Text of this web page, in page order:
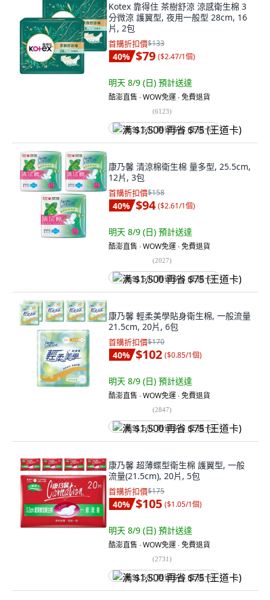
Kotex 靠得住 茶樹舒涼 涼感衛生棉 3
分微涼 護翼型, 夜用一般型 28cm, 16
片, 2包
首購折扣價$133
40% $79 ($2.47/1個)
明天 8/9 (日) 預計送達
酷澎直售 ∙ WOW免運 ∙ 免費退貨
(6123)
满 $1,500 再省 $75 (王道卡)
康乃馨 清涼棉衛生棉 量多型, 25.5cm,
12片, 3包
首購折扣價$158
40% $94 ($2.61/1個)
明天 8/9 (日) 預計送達
酷澎直售 ∙ WOW免運 ∙ 免費退貨
(2027)
满 $1,500 再省 $75 (王道卡)
康乃馨 輕柔美學貼身衛生棉, 一般流量
21.5cm, 20片, 6包
首購折扣價$170
40% $102 ($0.85/1個)
明天 8/9 (日) 預計送達
酷澎直售 ∙ WOW免運 ∙ 免費退貨
(2847)
满 $1,500 再省 $75 (王道卡)
康乃馨 超薄蝶型衛生棉 護翼型, 一般
流量(21.5cm), 20片, 5包
首購折扣價$175
40% $105 ($1.05/1個)
明天 8/9 (日) 預計送達
酷澎直售 ∙ WOW免運 ∙ 免費退貨
(2731)
满 $1,500 再省 $75 (王道卡)